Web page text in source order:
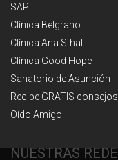
SAP
Clínica Belgrano
Clínica Ana Sthal
Clínica Good Hope
Sanatorio de Asunción
Recibe GRATIS
Oído Amigo
NUESTRAS